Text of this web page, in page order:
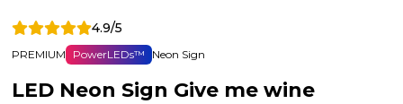
4.9/5
PREMIUM PowerLEDs™ Neon Sign
LED Neon Sign Give me wine